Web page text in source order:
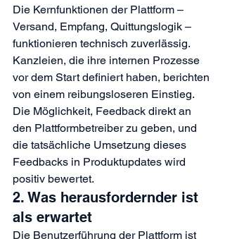
Die Kernfunktionen der Plattform –
Versand, Empfang, Quittungslogik –
funktionieren technisch zuverlässig.
Kanzleien, die ihre internen Prozesse
vor dem Start definiert haben, berichten
von einem reibungsloseren Einstieg.
Die Möglichkeit, Feedback direkt an
den Plattformbetreiber zu geben, und
die tatsächliche Umsetzung dieses
Feedbacks in Produktupdates wird
positiv bewertet.
2. Was herausfordernder ist
als erwartet
Die Benutzerführung der Plattform ist